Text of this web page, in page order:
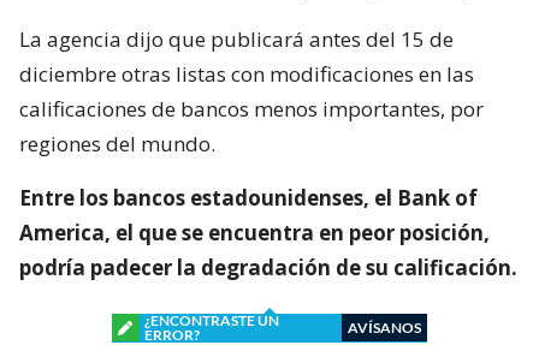
La agencia dijo que publicará antes del 15 de
diciembre otras listas con modificaciones en las
calificaciones de bancos menos importantes, por
regiones del mundo.
Entre los bancos estadounidenses, el Bank of
America, el que se encuentra en peor posición,
podría padecer la degradación de su calificación.
¿ENCONTRASTE UN
ERROR?
AVÍSANOS